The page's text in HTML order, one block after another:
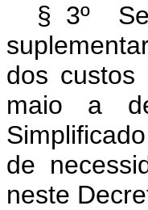
§ 3º
dos custos
maio a
de
neste